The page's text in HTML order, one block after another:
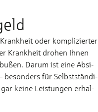
oder kom­pli­zier­ter
Krank­heit dro­hen Ih­nen
Da­rum ist ei­ne Ab­­si­
be­son­ders für Selbst­­stän­di­
kei­ne Leis­tun­gen er­hal­